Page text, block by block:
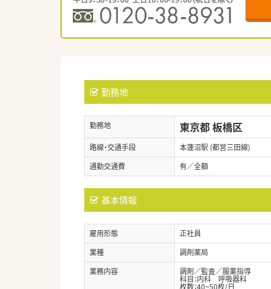
勤務地
勤務地 東京都 板橋区
路線・交通手段
本蓮沼駅 (都営三田線)
通勤交通費
有／全額
基本情報
雇用形態
正社員
業種
調剤薬局
業務内容
調剤／監査／服薬指導
科目：内科 呼吸器科
枚数：40~50枚/日